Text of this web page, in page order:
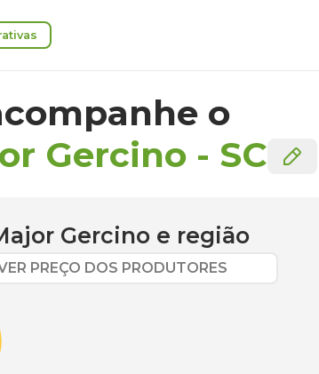
o
Gercino - SC
Gercino e região
PREÇO DOS PRODUTORES